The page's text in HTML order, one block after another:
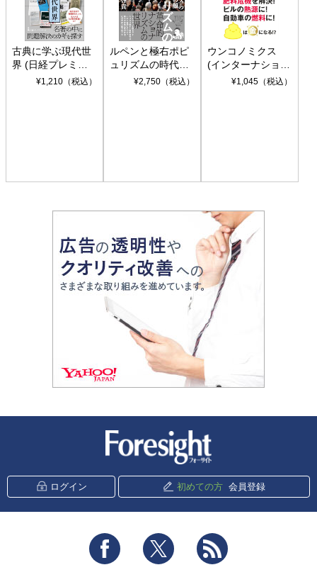
新潮社 Foresight フ
ログイン 初めての方
Facebook Twitter
特定商取引法に基づく表記
プライバシーポリシー
ツ使用許諾を得た正規版配信サービスであることを示す登録商標（登録番号 第６
０９１７１３号）です。